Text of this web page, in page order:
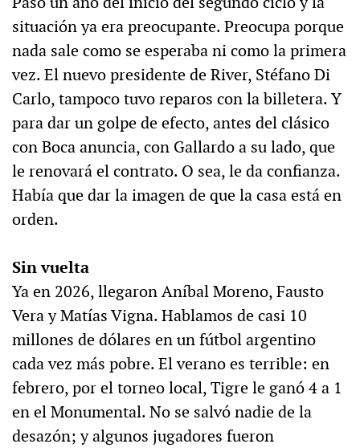
situación ya era preocupante. Preocupa porque
nada sale como se esperaba ni como la primera
vez. El nuevo presidente de River, Stéfano Di
Carlo, tampoco tuvo reparos con la billetera. Y
para dar un golpe de efecto, antes del clásico
con Boca anuncia, con Gallardo a su lado, que
le renovará el contrato. O sea, le da confianza.
Había que dar la imagen de que la casa está en
orden.
Sin vuelta
Ya en 2026, llegaron Aníbal Moreno, Fausto
Vera y Matías Vigna. Hablamos de casi 10
millones de dólares en un fútbol argentino
cada vez más pobre. El verano es terrible: en
febrero, por el torneo local, Tigre le ganó 4 a 1
en el Monumental. No se salvó nadie de la
desazón; y algunos jugadores fueron